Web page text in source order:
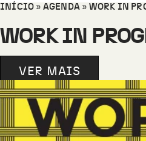
INÍCIO » AGENDA » WORK IN
WORK IN
VER MAIS